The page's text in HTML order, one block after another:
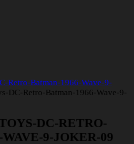
Retro-Batman-1966-Wave-9-
DC-Retro-Batman-1966-Wave-9-
DC-RETRO-
9-JOKER-09